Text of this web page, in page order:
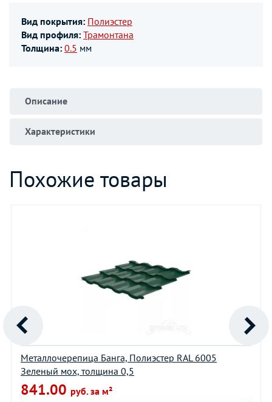
Вид покрытия: Полиэстер
Вид профиля: Трамонтана
Толщина: 0.5 мм
Описание
Характеристики
Похожие товары
Металлочерепица Банга, Полиэстер RAL 6005
Зеленый мох, толщина 0,5
841.00 руб. за м²